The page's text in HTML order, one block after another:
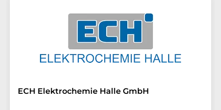
ECH Elektrochemie Halle GmbH